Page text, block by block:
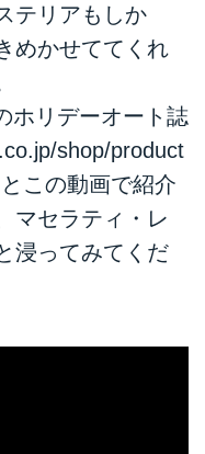
テリアもしか
めかせててくれ
ホリデーオート誌
shop/product
この動画で紹介
マセラティ・レ
浸ってみてくだ